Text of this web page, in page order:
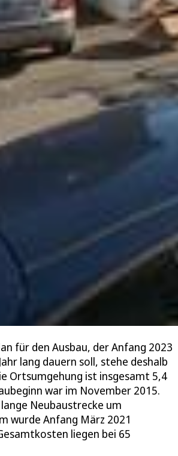
für den Ausbau, der Anfang 2023
lang dauern soll, stehe deshalb
Ortsumgehung ist insgesamt 5,4
war im November 2015.
Neubaustrecke um
wurde Anfang März 2021
liegen bei 65